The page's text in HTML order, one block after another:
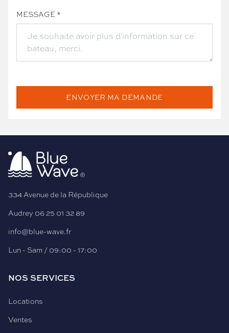
MESSAGE *
ENVOYER MA DEMANDE
334 Avenue de la République
Audrey 06 25 01 32 89
info@blue-wave.fr
Lun - Sam / 09:00 - 17:00
NOS SERVICES
Locations
Ventes